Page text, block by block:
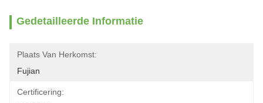
Gedetailleerde Informatie
Plaats Van Herkomst:
Fujian
Certificering: